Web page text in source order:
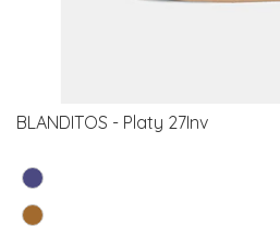
BLANDITOS - Platy 27Inv